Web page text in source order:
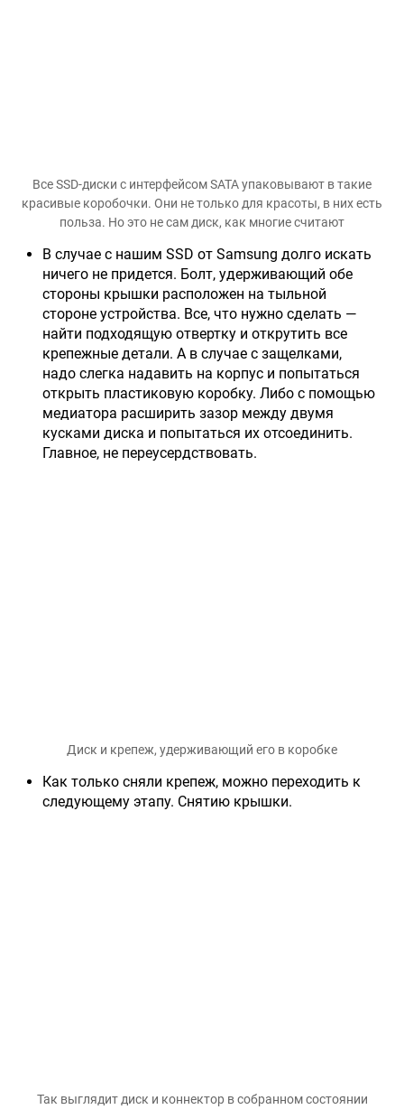
Все SSD-диски с интерфейсом SATA упаковывают в такие
красивые коробочки. Они не только для красоты, в них есть
польза. Но это не сам диск, как многие считают
В случае с нашим SSD от Samsung долго искать
ничего не придется. Болт, удерживающий обе
стороны крышки расположен на тыльной
стороне устройства. Все, что нужно сделать —
найти подходящую отвертку и открутить все
крепежные детали. А в случае с защелками,
надо слегка надавить на корпус и попытаться
открыть пластиковую коробку. Либо с помощью
медиатора расширить зазор между двумя
кусками диска и попытаться их отсоединить.
Главное, не переусердствовать.
Диск и крепеж, удерживающий его в коробке
Как только сняли крепеж, можно переходить к
следующему этапу. Снятию крышки.
Так выглядит диск и коннектор в собранном состоянии